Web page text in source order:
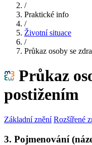
/
Praktické info
/
Životní situace
/
Průkaz osoby se
Průkaz
postižením
Základní znění Rozšířené
3. Pojmenování